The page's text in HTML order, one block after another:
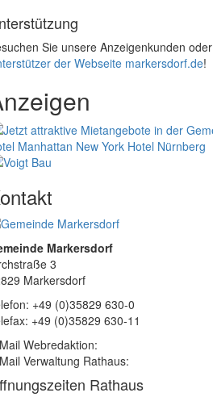
Sie unsere Anzeigenkunden
der Webseite markersdorf.de!
Manhattan New York Hotel Nürnberg
Markersdorf
3
Markersdorf
+49 (0)35829 630-0
+49 (0)35829 630-11
Webredaktion:
Verwaltung Rathaus:
Rathaus